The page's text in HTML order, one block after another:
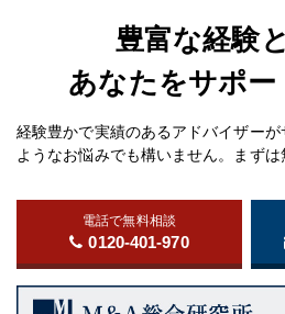
豊富な経験
あなたをサポー
経験豊かで実績のあるアドバイザー
ようなお悩みでも構いません。まずは
電話で無料相談
0120-401-970